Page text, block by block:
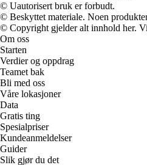
© Uautorisert bruk er forbudt.
© Beskyttet materiale. Noen
© Copyright gjelder alt innhold her.
Om oss
Starten
Verdier og oppdrag
Teamet bak
Bli med oss
Våre lokasjoner
Data
Gratis ting
Spesialpriser
Kundeanmeldelser
Guider
Slik gjør du det